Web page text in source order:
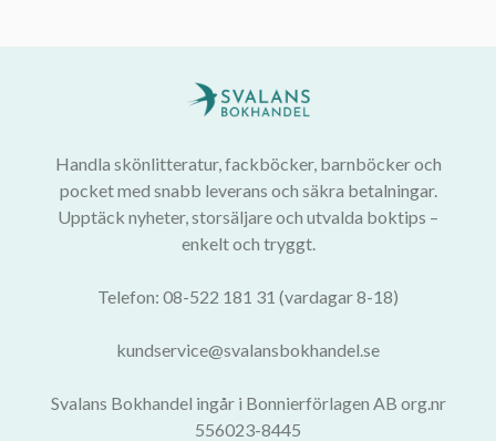
Handla skönlitteratur, fackböcker, barnböcker och
pocket med snabb leverans och säkra betalningar.
Upptäck nyheter, storsäljare och utvalda boktips –
enkelt och tryggt.
Telefon: 08-522 181 31 (vardagar 8-18)
kundservice@svalansbokhandel.se
Svalans Bokhandel ingår i Bonnierförlagen AB org.nr
556023-8445